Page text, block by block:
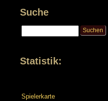
Suche
Statistik:
Spielerkarte